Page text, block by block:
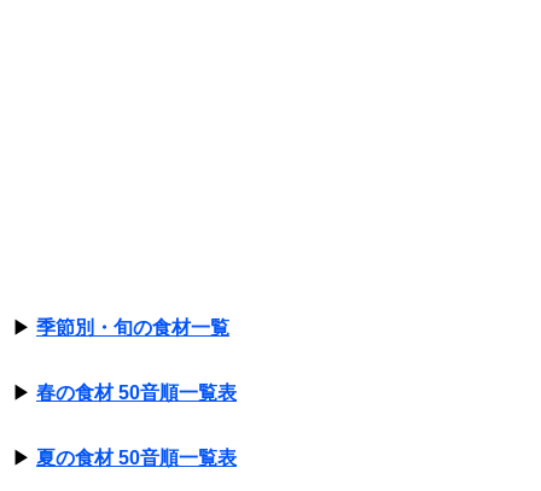
▶ 季節別・旬の食材一覧
▶ 春の食材 50音順一覧表
▶ 夏の食材 50音順一覧表